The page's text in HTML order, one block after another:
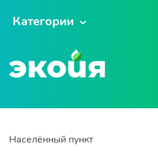
Категории
Населённый пункт